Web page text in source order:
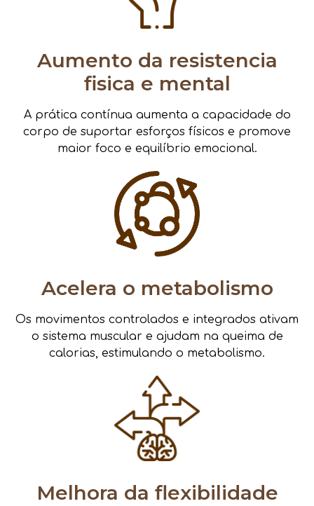
Aumento da resistencia
fisica e mental
A prática contínua aumenta a capacidade do
corpo de suportar esforços físicos e promove
maior foco e equilíbrio emocional.
Acelera o metabolismo
Os movimentos controlados e integrados ativam
o sistema muscular e ajudam na queima de
calorias, estimulando o metabolismo.
Melhora da flexibilidade